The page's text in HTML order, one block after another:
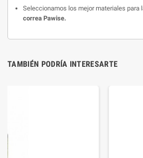
Seleccionamos los mejor materiales para
correa Pawise.
TAMBIÉN PODRÍA INTERESARTE